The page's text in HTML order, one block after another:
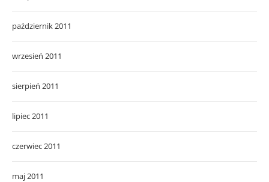
październik 2011
wrzesień 2011
sierpień 2011
lipiec 2011
czerwiec 2011
maj 2011